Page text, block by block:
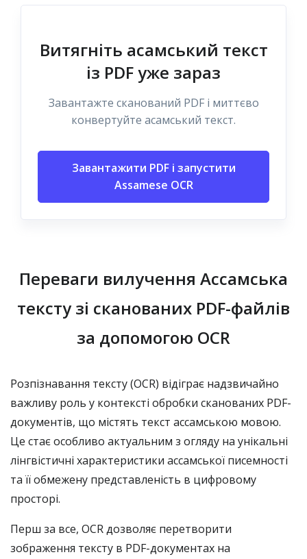
Витягніть асамський текст
із PDF уже зараз
Завантажте сканований PDF і миттєво
конвертуйте асамський текст.
Завантажити PDF і запустити
Assamese OCR
Переваги вилучення Ассамська
тексту зі сканованих PDF-файлів
за допомогою OCR
Розпізнавання тексту (OCR) відіграє надзвичайно
важливу роль у контексті обробки сканованих PDF-
документів, що містять текст ассамською мовою.
Це стає особливо актуальним з огляду на унікальні
лінгвістичні характеристики ассамської писемності
та її обмежену представленість в цифровому
просторі.
Перш за все, OCR дозволяє перетворити
зображення тексту в PDF-документах на